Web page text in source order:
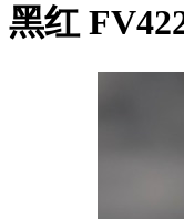
黑红